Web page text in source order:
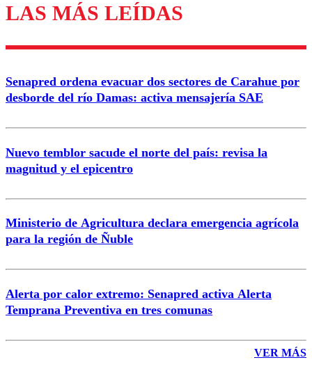
Los comentarios son moderados para garantizar un
diálogo respetuoso.
Correo
LAS MÁS LEÍDAS
Senapred ordena evacuar dos sectores de Carahue por
desborde del río Damas: activa mensajería SAE
Nuevo temblor sacude el norte del país: revisa la
magnitud y el epicentro
Ministerio de Agricultura declara emergencia agrícola
para la región de Ñuble
Alerta por calor extremo: Senapred activa Alerta
Temprana Preventiva en tres comunas
VER MÁS